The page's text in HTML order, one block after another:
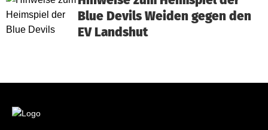
Blue Devils Weiden gegen den
EV Landshut